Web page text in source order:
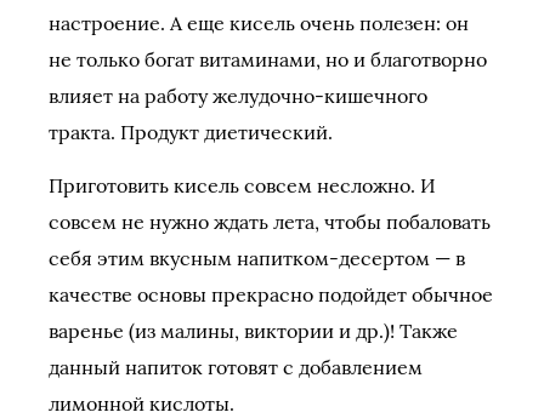
настроение. А еще кисель очень полезен: он
не только богат витаминами, но и благотворно
влияет на работу желудочно-кишечного
тракта. Продукт диетический.
Приготовить кисель совсем несложно. И
совсем не нужно ждать лета, чтобы побаловать
себя этим вкусным напитком-десертом — в
качестве основы прекрасно подойдет обычное
варенье (из малины, виктории и др.)! Также
данный напиток готовят с добавлением
лимонной кислоты.